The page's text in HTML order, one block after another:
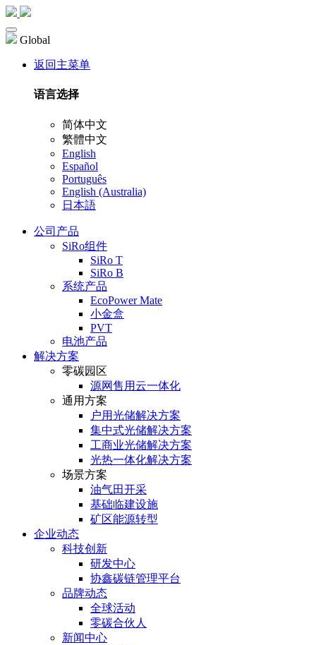
Global
返回主菜单
语言选择
简体中文
繁體中文
English
Español
Português
English (Australia)
日本語
公司产品
SiRo组件
SiRo T
SiRo B
系统产品
EcoPower Mate
小金盒
PVT
电池产品
解决方案
零碳园区
源网售用云一体化
通用方案
户⽤光储解决⽅案
集中式光储解决⽅案
⼯商业光储解决⽅案
光热⼀体化解决⽅案
场景方案
油气田开采
基础临建设施
矿区能源转型
企业动态
科技创新
研发中心
协鑫碳链管理平台
品牌动态
全球活动
零碳合伙人
新闻中心